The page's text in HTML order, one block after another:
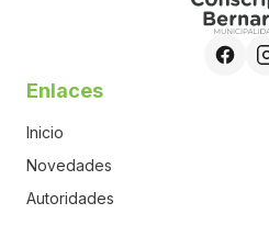
Enlaces
Inicio
Novedades
Autoridades